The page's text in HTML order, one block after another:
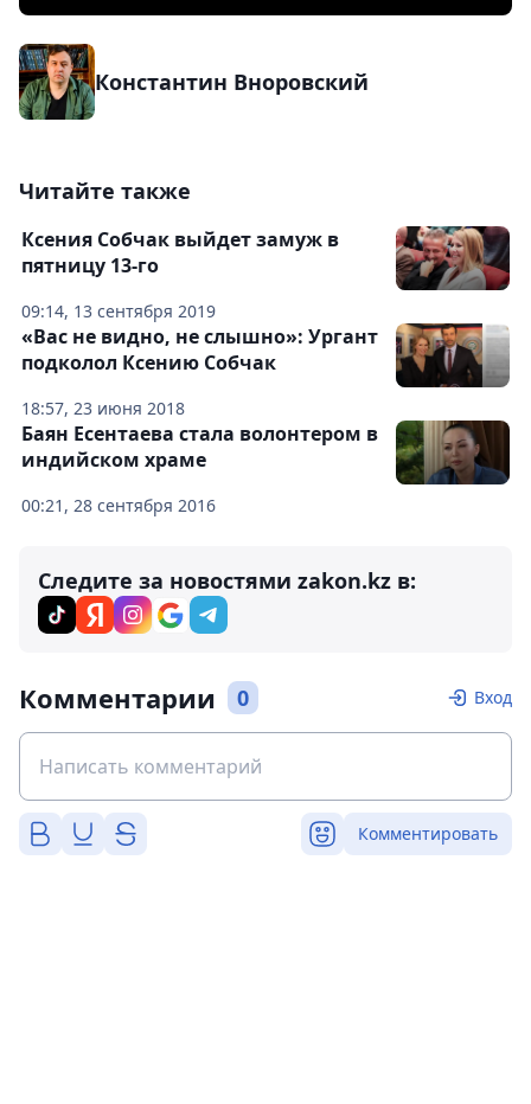
Константин Вноровский
Читайте также
09:14, 13 сентября 2019
Ксения Собчак выйдет замуж в
пятницу 13-го
18:57, 23 июня 2018
«Вас не видно, не слышно»: Ургант
подколол Ксению Собчак
00:21, 28 сентября 2016
Баян Есентаева стала волонтером в
индийском храме
Следите за новостями zakon.kz в:
Комментарии 0 Вход
Комментировать